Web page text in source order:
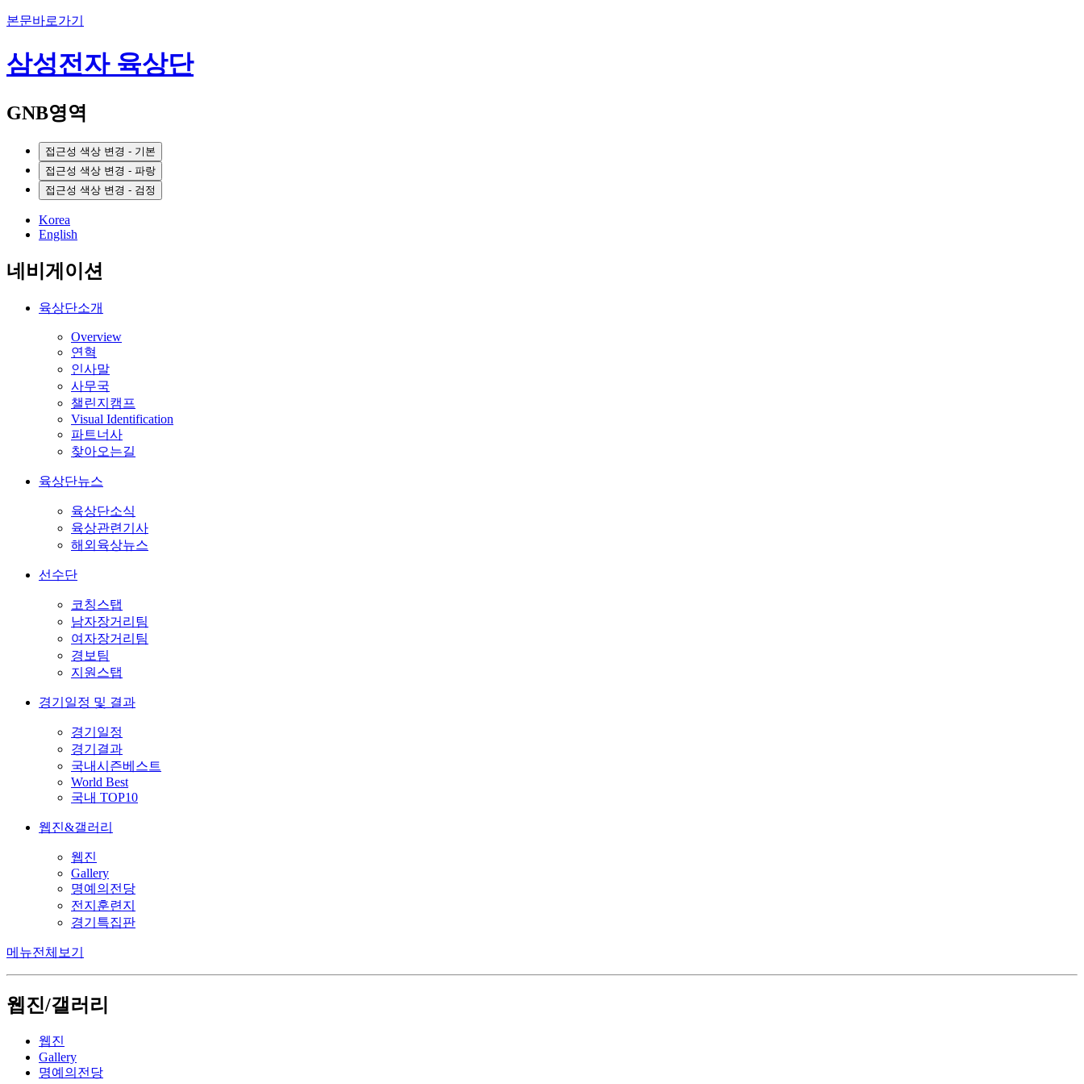
본문바로가기
삼성전자 육상단
GNB영역
접근성 색상 변경 - 기본
접근성 색상 변경 - 파랑
접근성 색상 변경 - 검정
Korea
English
네비게이션
육상단소개
Overview
연혁
인사말
사무국
챌린지캠프
Visual Identification
파트너사
찾아오는길
육상단뉴스
육상단소식
육상관련기사
해외육상뉴스
선수단
코칭스탭
남자장거리팀
여자장거리팀
경보팀
지원스탭
경기일정 및 결과
경기일정
경기결과
국내시즌베스트
World Best
국내 TOP10
웹진&갤러리
웹진
Gallery
명예의전당
전지훈련지
경기특집판
메뉴전체보기
웹진/갤러리
웹진
Gallery
명예의전당